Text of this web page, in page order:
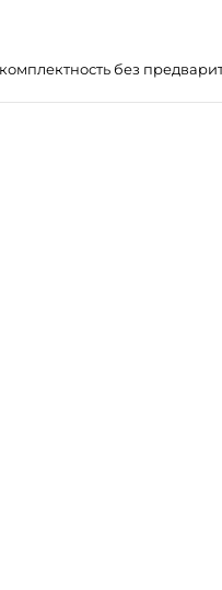
без